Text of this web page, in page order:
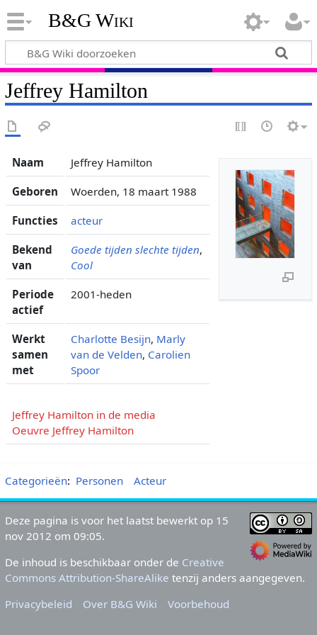
B&G Wiki
Jeffrey Hamilton
Naam Jeffrey Hamilton
Geboren Woerden, 18 maart 1988
Functies acteur
Bekend
van
Goede tijden slechte tijden,
Cool
Periode
actief
2001-heden
Werkt
samen
met
Charlotte Besijn, Marly
van de Velden, Carolien
Spoor
Jeffrey Hamilton in de media
Oeuvre Jeffrey Hamilton
Categorieën: Personen Acteur
Deze pagina is voor het laatst bewerkt op 15
nov 2012 om 09:05.
De inhoud is beschikbaar onder de Creative
Commons Attribution-ShareAlike tenzij anders aangegeven.
Privacybeleid
Over B&G Wiki Voorbehoud